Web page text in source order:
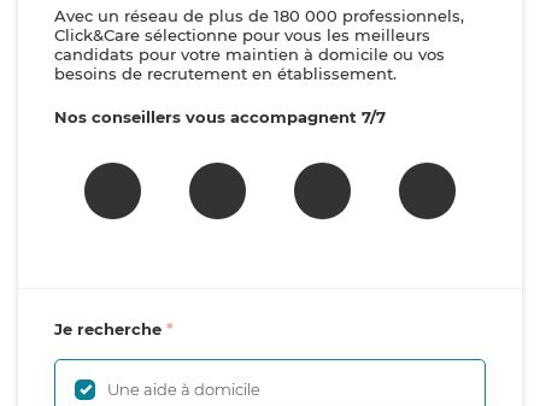
Avec un réseau de plus de 180 000 professionnels,
Click&Care sélectionne pour vous les meilleurs
candidats pour votre maintien à domicile ou vos
besoins de recrutement en établissement.
Nos conseillers vous accompagnent 7/7
Je recherche
Une aide à domicile